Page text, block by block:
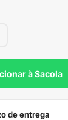
à Sacola
de entrega